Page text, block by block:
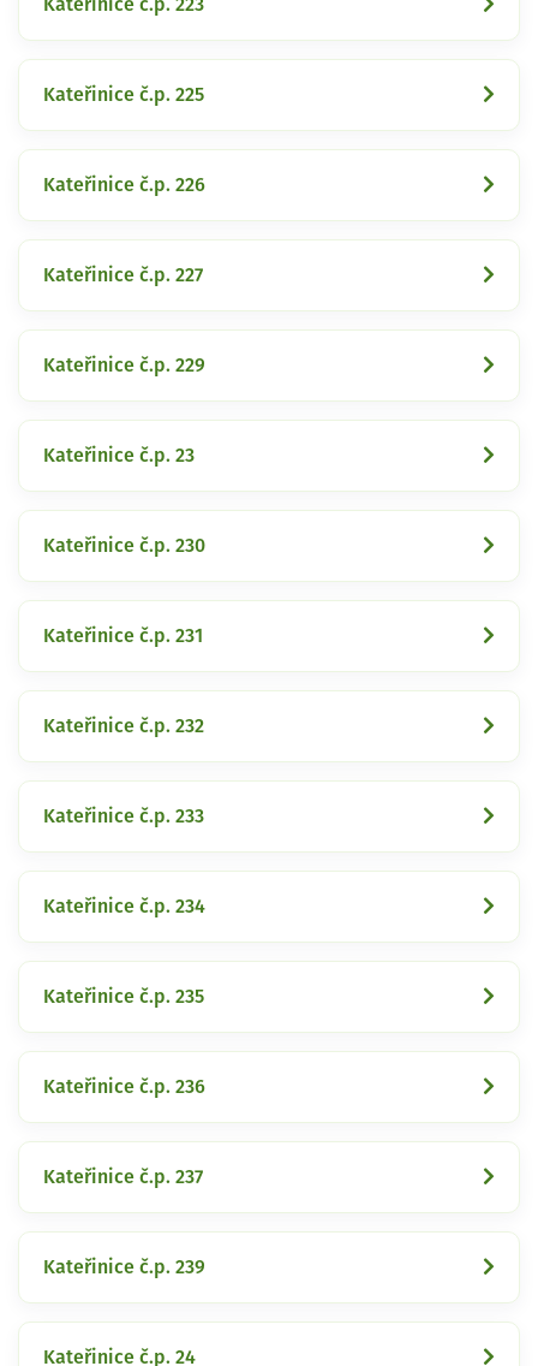
Kateřinice č.p. 223
Kateřinice č.p. 225
Kateřinice č.p. 226
Kateřinice č.p. 227
Kateřinice č.p. 229
Kateřinice č.p. 23
Kateřinice č.p. 230
Kateřinice č.p. 231
Kateřinice č.p. 232
Kateřinice č.p. 233
Kateřinice č.p. 234
Kateřinice č.p. 235
Kateřinice č.p. 236
Kateřinice č.p. 237
Kateřinice č.p. 239
Kateřinice č.p. 24